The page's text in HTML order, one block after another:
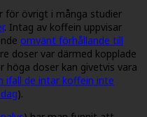
för övrigt i många studier
. Intag av koffein uppvisar
omvänt förhållande till
doser var därmed kopplade
höga doser kan givetvis vara
ifall de intar koffein inte
).